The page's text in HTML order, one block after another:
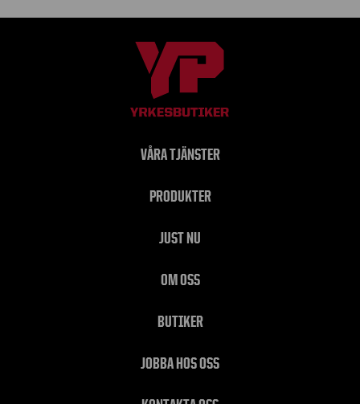
VÅRA TJÄNSTER
PRODUKTER
JUST NU
OM OSS
BUTIKER
JOBBA HOS OSS